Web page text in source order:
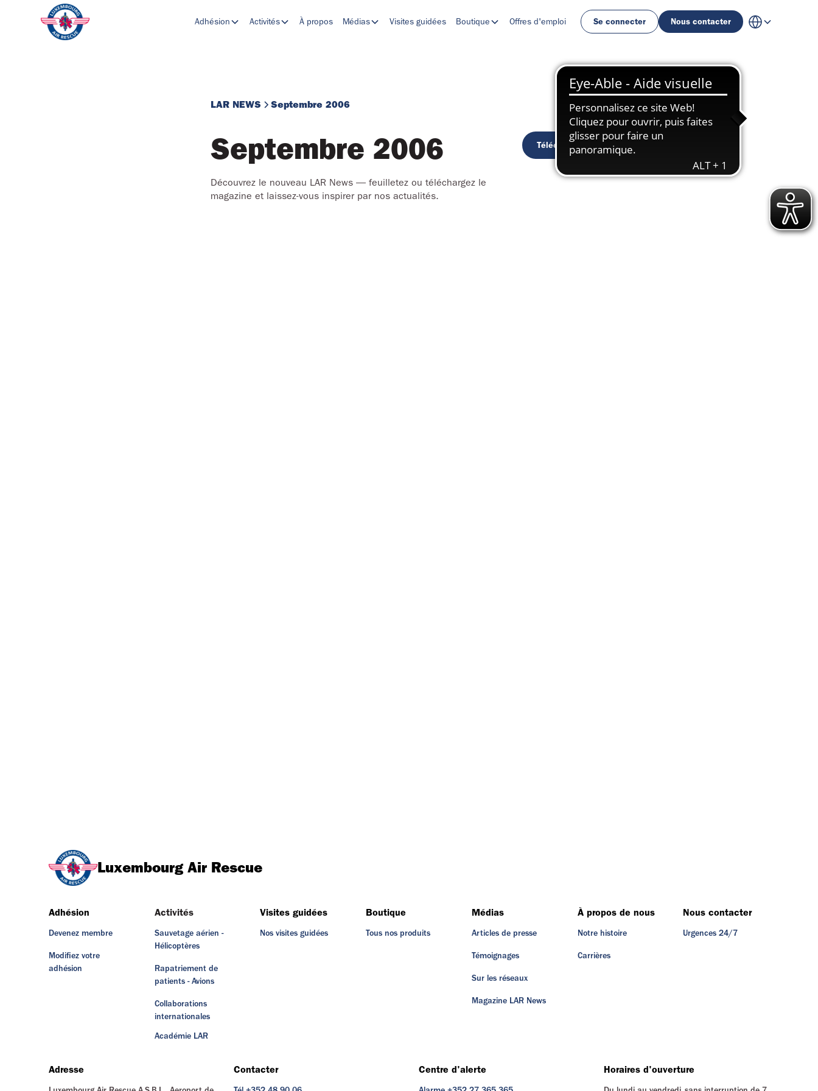
Adhésion Activités À propos Médias Visites guidées Boutique Offres d'emploi Se connecter Nous contacter
LAR NEWS Septembre 2006
Septembre 2006
Découvrez le nouveau LAR News — feuilletez ou téléchargez le
magazine et laissez-vous inspirer par nos actualités.
Télécharger
Luxembourg Air Rescue
Adhésion
Devenez membre
Modifiez votre
adhésion
Activités
Sauvetage aérien -
Hélicoptères
Rapatriement de
patients - Avions
Collaborations
internationales
Académie LAR
Visites guidées
Nos visites guidées
Boutique
Tous nos produits
Médias
Articles de presse
Témoignages
Sur les réseaux
Magazine LAR News
À propos de nous
Notre histoire
Carrières
Nous contacter
Urgences 24/7
Adresse Contacter Centre d'alerte Horaires d'ouverture